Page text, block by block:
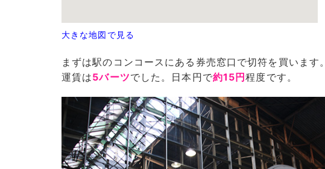
大きな地図で見る
まずは駅のコンコースにある券売窓口で切符を買います。
運賃は5バーツでした。日本円で約15円程度です。